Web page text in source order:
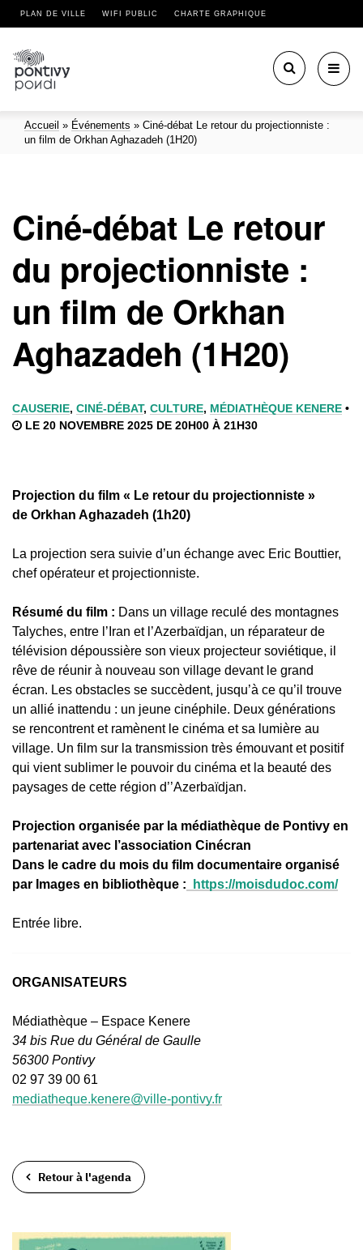
PLAN DE VILLE WIFI PUBLIC CHARTE GRAPHIQUE
Accueil » Événements » Ciné-débat Le retour du projectionniste :
un film de Orkhan Aghazadeh (1H20)
Ciné-débat Le retour
du projectionniste :
un film de Orkhan
Aghazadeh (1H20)
CAUSERIE, CINÉ-DÉBAT, CULTURE, MÉDIATHÈQUE KENERE •
LE 20 NOVEMBRE 2025 DE 20H00 À 21H30
Projection du film « Le retour du projectionniste »
de Orkhan Aghazadeh (1h20)
La projection sera suivie d’un échange avec Eric Bouttier,
chef opérateur et projectionniste.
Résumé du film : Dans un village reculé des montagnes
Talyches, entre l’Iran et l’Azerbaïdjan, un réparateur de
télévision dépoussière son vieux projecteur soviétique, il
rêve de réunir à nouveau son village devant le grand
écran. Les obstacles se succèdent, jusqu’à ce qu’il trouve
un allié inattendu : un jeune cinéphile. Deux générations
se rencontrent et ramènent le cinéma et sa lumière au
village. Un film sur la transmission très émouvant et positif
qui vient sublimer le pouvoir du cinéma et la beauté des
paysages de cette région d’’Azerbaïdjan.
Projection organisée par la médiathèque de Pontivy en
partenariat avec l’association Cinécran
Dans le cadre du mois du film documentaire organisé
par Images en bibliothèque : https://moisdudoc.com/
Entrée libre.
ORGANISATEURS
Médiathèque – Espace Kenere
34 bis Rue du Général de Gaulle
56300 Pontivy
02 97 39 00 61
mediatheque.kenere@ville-pontivy.fr
Retour à l'agenda